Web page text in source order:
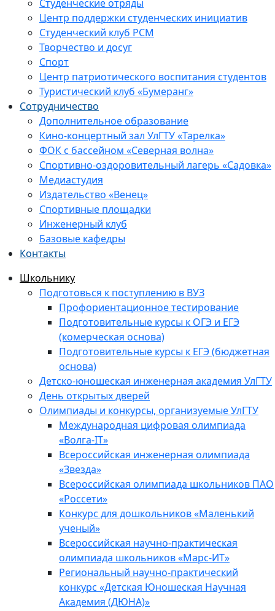
Студенческие отряды
Центр поддержки студенческих инициатив
Студенческий клуб РСМ
Творчество и досуг
Спорт
Центр патриотического воспитания студентов
Туристический клуб «Бумеранг»
Сотрудничество
Дополнительное образование
Кино-концертный зал УлГТУ «Тарелка»
ФОК с бассейном «Северная волна»
Спортивно-оздоровительный лагерь «Садовка»
Медиастудия
Издательство «Венец»
Спортивные площадки
Инженерный клуб
Базовые кафедры
Контакты
Школьнику
Подготовься к поступлению в ВУЗ
Профориентационное тестирование
Подготовительные курсы к ОГЭ и ЕГЭ
(комерческая основа)
Подготовительные курсы к ЕГЭ (бюджетная
основа)
Детско-юношеская инженерная академия УлГТУ
День открытых дверей
Олимпиады и конкурсы, организуемые УлГТУ
Международная цифровая олимпиада
«Волга-IT»
Всероссийская инженерная олимпиада
«Звезда»
Всероссийская олимпиада школьников ПАО
«Россети»
Конкурс для дошкольников «Маленький
ученый»
Всероссийская научно-практическая
олимпиада школьников «Марс-ИТ»
Региональный научно-практический
конкурс «Детская Юношеская Научная
Академия (ДЮНА)»